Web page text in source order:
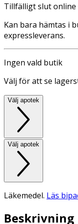
Tillfälligt slut online
Kan bara hämtas i
expressleverans.
Ingen vald butik
Välj för att se
Välj apotek
Välj apotek
Läkemedel. Läs
Beskrivning